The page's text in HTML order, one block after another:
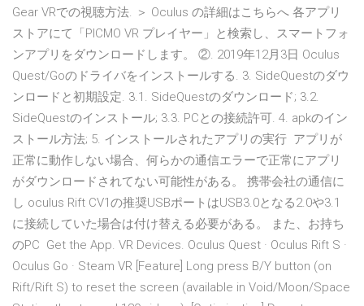
Gear VRでの視聴方法. ＞ Oculus の詳細はこちらへ 各アプリ
ストアにて「PICMO VR プレイヤー」と検索し、スマートフォ
ンアプリをダウンロードします。 ②. 2019年12月3日 Oculus
Quest/Goのドライバをインストールする. 3. SideQuestのダウ
ンロードと初期設定. 3.1. SideQuestのダウンロード; 3.2.
SideQuestのインストール; 3.3. PCとの接続許可. 4. apkのイン
ストール方法; 5. インストールされたアプリの実行 アプリが
正常に動作しない場合、何らかの通信エラーで正常にアプリ
がダウンロードされてない可能性がある。 携帯会社の通信に
し oculus Rift CV1の推奨USBポートはUSB3.0となる2.0や3.1
に接続していた場合は付け替える必要がある。 また、お持ち
のPC Get the App. VR Devices. Oculus Quest · Oculus Rift S ·
Oculus Go · Steam VR [Feature] Long press B/Y button (on
Rift/Rift S) to reset the screen (available in Void/Moon/Space